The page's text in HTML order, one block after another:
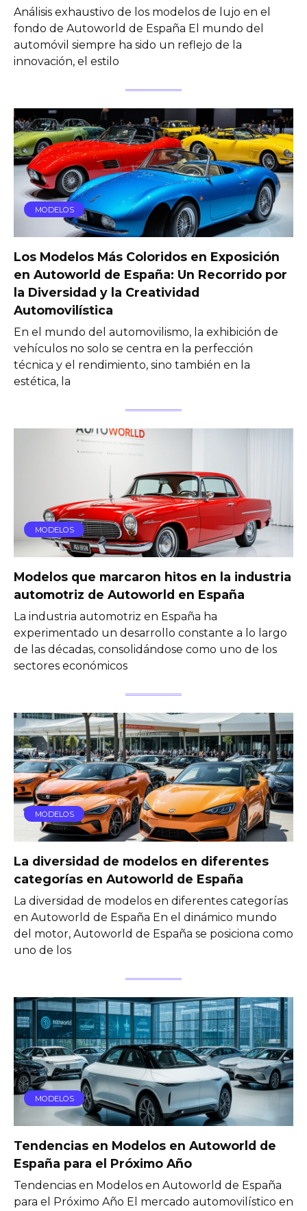
Análisis exhaustivo de los modelos de lujo en el
fondo de Autoworld de España El mundo del
automóvil siempre ha sido un reflejo de la
innovación, el estilo
MODELOS
Los Modelos Más Coloridos en Exposición
en Autoworld de España: Un Recorrido por
la Diversidad y la Creatividad
Automovilística
En el mundo del automovilismo, la exhibición de
vehículos no solo se centra en la perfección
técnica y el rendimiento, sino también en la
estética, la
MODELOS
Modelos que marcaron hitos en la industria
automotriz de Autoworld en España
La industria automotriz en España ha
experimentado un desarrollo constante a lo largo
de las décadas, consolidándose como uno de los
sectores económicos
MODELOS
La diversidad de modelos en diferentes
categorías en Autoworld de España
La diversidad de modelos en diferentes categorías
en Autoworld de España En el dinámico mundo
del motor, Autoworld de España se posiciona como
uno de los
MODELOS
Tendencias en Modelos en Autoworld de
España para el Próximo Año
Tendencias en Modelos en Autoworld de España
para el Próximo Año El mercado automovilístico en